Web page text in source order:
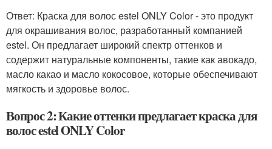
Ответ: Краска для волос estel ONLY Color - это продукт
для окрашивания волос, разработанный компанией
estel. Он предлагает широкий спектр оттенков и
содержит натуральные компоненты, такие как авокадо,
масло какао и масло кокосовое, которые обеспечивают
мягкость и здоровье волос.
Вопрос 2: Какие оттенки предлагает краска для
волос estel ONLY Color